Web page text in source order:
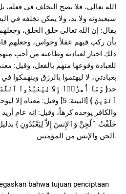
الله تعالى، فلا يصح النخلف في فعله،
سيعبدونه ولا بد، ولا يمكن تخلفه في
يقال: إن الله تعالى خلق الخلق،
بأن ركب فيهم عقلاً وحواس، وجعلهم
ذلك اختار لعبادته وطاعته من أحب
للعبادة وقوعها منهم بالفعل، وقيل:
بعبادتي، لا ليهتموا بالرزق وينهمكوا
حد{ وَمَآ أُمِرُوۤاْ إِلاَّ لِيَعْبُدُواْ
ٱلدِّينَ }
[البينة: 5] وقيل: معناه
والكافر يوحده كرهاً، وقيل: إنه عام
خَلَقْتُ ٱلْجِنَّ وَٱلإِنسَ إِلاَّ لِيَعْبُدُونِ }
الجن والإنس من المؤمنين.
bahwa tujuan penciptaan